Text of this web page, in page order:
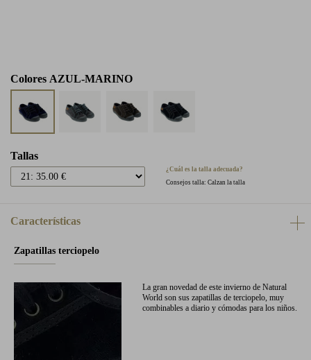
Colores AZUL-MARINO
Tallas
¿Cuál es la talla adecuada?
Consejos talla: Calzan la talla
Características
Zapatillas terciopelo
La gran novedad de este invierno de Natural
World son sus zapatillas de terciopelo, muy
combinables a diario y cómodas para los niños.